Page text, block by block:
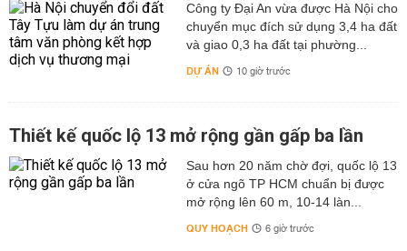
Công ty Đại An vừa được Hà Nội cho
chuyển mục đích sử dụng 3,4 ha đất
và giao 0,3 ha đất tại phường...
DỰ ÁN 10 giờ trước
Thiết kế quốc lộ 13 mở rộng gần gấp ba lần
Sau hơn 20 năm chờ đợi, quốc lộ 13
ở cửa ngõ TP HCM chuẩn bị được
mở rộng lên 60 m, 10-14 làn...
QUY HOẠCH 6 giờ trước